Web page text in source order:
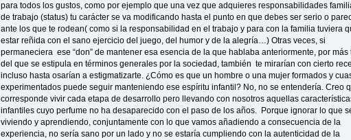
para todos los gustos, como por ejemplo que una vez que adquieres responsabilidades
de trabajo (status) tu carácter se va modificando hasta el punto en que debes ser serio o
ante los que te rodean( como si la responsabilidad en el trabajo y para con la familia tuviera
estar reñida con el sano ejercicio del juego, del humor y de la alegría…) Otras veces, si
permaneciera ese “don” de mantener esa esencia de la que hablaba anteriormente, por más
del que se estipula en términos generales por la sociedad, también te mirarían con cierto
incluso hasta osarían a estigmatizarte. ¿Cómo es que un hombre o una mujer formados y
experimentados puede seguir manteniendo ese espíritu infantil? No, no se entendería. Creo
corresponde vivir cada etapa de desarrollo pero llevando con nosotros aquellas
infantiles cuyo perfume no ha desaparecido con el paso de los años. Porque ignorar lo que
viviendo y aprendiendo, conjuntamente con lo que vamos añadiendo a consecuencia de la
experiencia, no sería sano por un lado y no se estaría cumpliendo con la autenticidad de la